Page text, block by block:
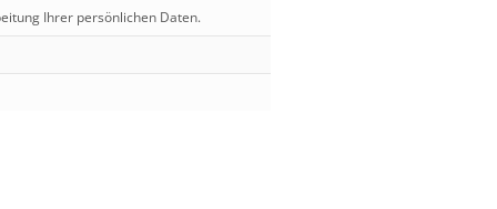
Ihrer persönlichen Daten.